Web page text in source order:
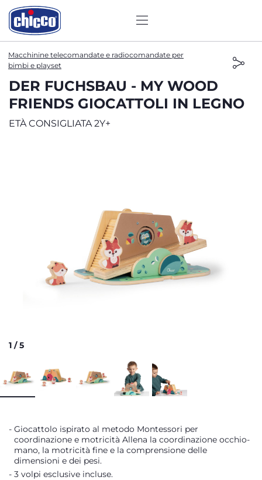
Macchinine telecomandate e radiocomandate per
bimbi e playset
DER FUCHSBAU - MY WOOD
FRIENDS GIOCATTOLI IN LEGNO
ETÀ CONSIGLIATA 2Y+
1 /5
Giocattolo ispirato al metodo Montessori per
coordinazione e motricità Allena la coordinazione occhio-
mano, la motricità fine e la comprensione delle
dimensioni e dei pesi.
3 volpi esclusive incluse.